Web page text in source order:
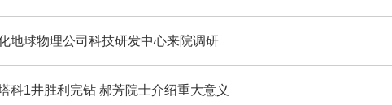
地球物理公司科技研发中心来院调研
科1井胜利完钻 郝芳院士介绍重大意义